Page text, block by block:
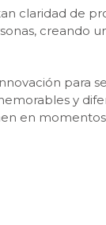
claridad de
creando
para
y
en